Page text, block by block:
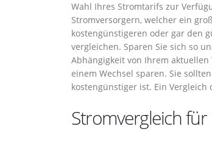
Wahl Ihres Stromtarifs zur
Stromversorgern, welcher ein
kostengünstigeren oder gar den
vergleichen. Sparen Sie sich so
Abhängigkeit von Ihrem
einem Wechsel sparen. Sie
kostengünstiger ist. Ein Vergleich
Stromvergleich